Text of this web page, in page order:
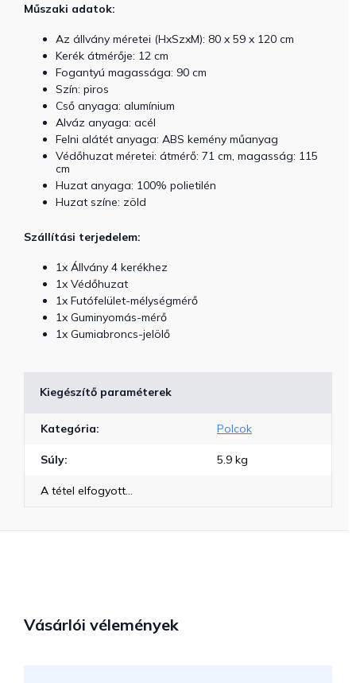
Műszaki adatok:
Az állvány méretei (HxSzxM): 80 x 59 x 120 cm
Kerék átmérője: 12 cm
Fogantyú magassága: 90 cm
Szín: piros
Cső anyaga: alumínium
Alváz anyaga: acél
Felni alátét anyaga: ABS kemény műanyag
Védőhuzat méretei: átmérő: 71 cm, magasság: 115
cm
Huzat anyaga: 100% polietilén
Huzat színe: zöld
Szállítási terjedelem:
1x Állvány 4 kerékhez
1x Védőhuzat
1x Futófelület-mélységmérő
1x Guminyomás-mérő
1x Gumiabroncs-jelölő
Kiegészítő paraméterek
Kategória: Polcok
Súly: 5.9 kg
A tétel elfogyott…
Vásárlói vélemények